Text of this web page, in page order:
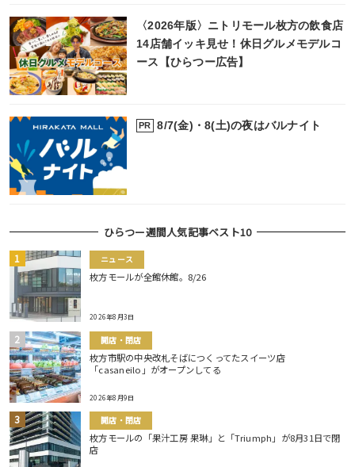
〈2026年版〉ニトリモール枚方の飲食店
14店舗イッキ見せ！休日グルメモデルコ
ース【ひらつー広告】
PR 8/7(金)・8(土)の夜はバルナイト
ひらつー週間人気記事ベスト10
ニュース
枚方モールが全館休館。8/26
2026年8月3日
開店・閉店
枚方市駅の中央改札そばにつくってたスイーツ店
「casaneilo」がオープンしてる
2026年8月9日
開店・閉店
枚方モールの「果汁工房 果琳」と「Triumph」が8月31日で閉
店